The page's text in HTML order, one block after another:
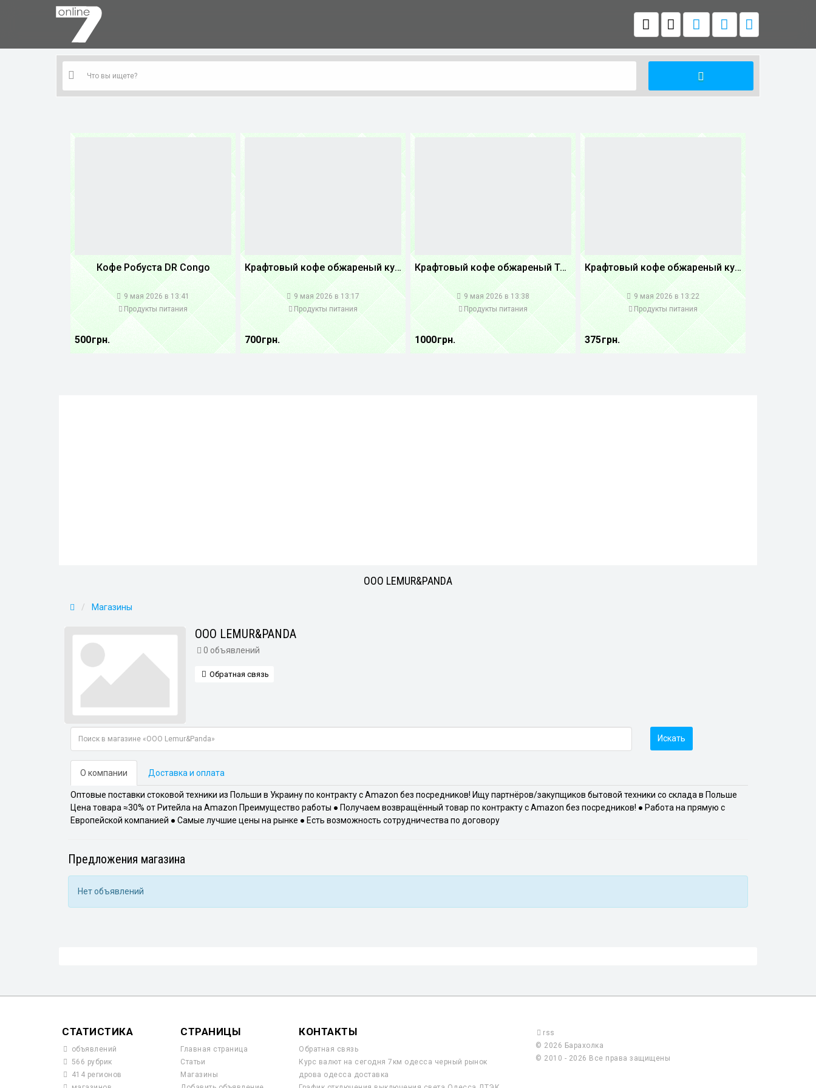
Кофе Робуста DR Congo
9 мая 2026 в 13:41
Продукты питания
500 грн.
Крафтовый кофе обжареный купаж арабики 3...
9 мая 2026 в 13:17
Продукты питания
700 грн.
Крафтовый кофе обжареный Танзания
9 мая 2026 в 13:38
Продукты питания
1000 грн.
Крафтовый кофе обжареный купаж арабики 5...
9 мая 2026 в 13:22
Продукты питания
375 грн.
ООО LEMUR&PANDA
Магазины
ООО LEMUR&PANDA
0 объявлений
Обратная связь
Искать
О компании Доставка и оплата
Оптовые поставки стоковой техники из Польши в Украину по контракту с Amazon без посредников! Ищу партнёров/закупщиков бытовой техники со склада в Польше
Цена товара ≈30% от Ритейла на Amazon Преимущество работы ● Получаем возвращённый товар по контракту с Amazon без посредников! ● Работа на прямую с
Европейской компанией ● Самые лучшие цены на рынке ● Есть возможность сотрудничества по договору
Предложения магазина
Нет объявлений
СТАТИСТИКА
объявлений
566 рубрик
414 регионов
СТРАНИЦЫ
Главная страница
Статьи
Магазины
КОНТАКТЫ
Обратная связь
Курс валют на сегодня 7км одесса черный рынок
дрова одесса доставка
rss
© 2026 Барахолка
© 2010 - 2026 Все права защищены